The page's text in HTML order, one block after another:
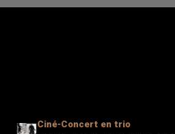
Théâtre
DVD Ciné-Concert en trio